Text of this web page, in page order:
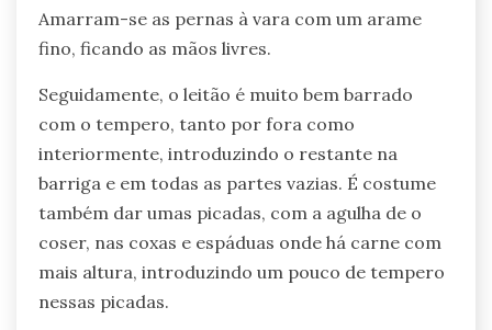
Amarram-se as pernas à vara com um arame
fino, ficando as mãos livres.
Seguidamente, o leitão é muito bem barrado
com o tempero, tanto por fora como
interiormente, introduzindo o restante na
barriga e em todas as partes vazias. É costume
também dar umas picadas, com a agulha de o
coser, nas coxas e espáduas onde há carne com
mais altura, introduzindo um pouco de tempero
nessas picadas.